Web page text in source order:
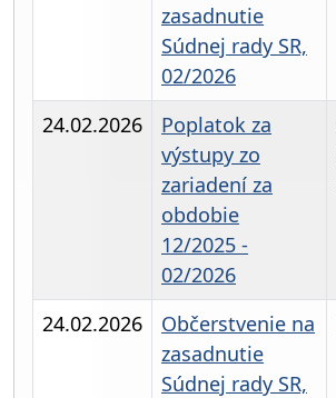
zasadnutie
Súdnej rady SR,
02/2026
24.02.2026
Poplatok za
výstupy zo
zariadení za
obdobie
12/2025 -
02/2026
24.02.2026
Občerstvenie na
zasadnutie
Súdnej rady SR,